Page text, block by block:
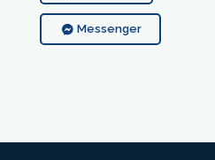
Messenger